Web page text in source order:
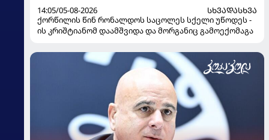
14:05/05-08-2026
ᲡᲮᲕᲐᲓᲐᲡᲮᲕᲐ
ქორწილის წინ რონალდოს საცოლეს სქელი უწოდეს -
ის კრიშტიანომ დაამშვიდა და მორგანიც გამოექომაგა